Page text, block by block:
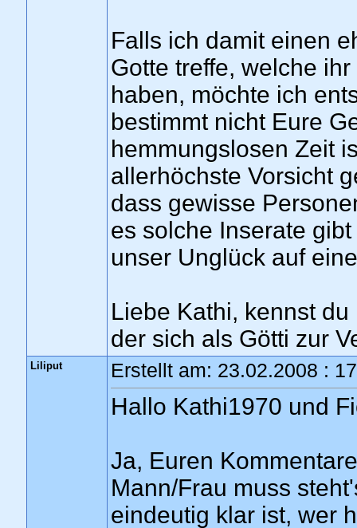
Falls ich damit einen
Gotte treffe, welche
haben, möchte ich
bestimmt nicht Eure
hemmungslosen Zeit
allerhöchste Vorsicht
dass gewisse
es solche Inserate
unser Unglück auf
Liebe Kathi, kennst
der sich als Götti zur
Liliput Erstellt am: 23.02.2008 :
Hallo Kathi1970 und
Ja, Euren
Mann/Frau muss
eindeutig klar ist, wer